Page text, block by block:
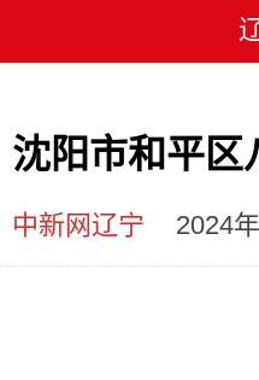
沈阳市和平区
中新网辽宁 2024